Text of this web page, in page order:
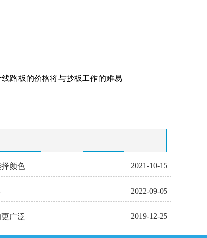
路板的价格将与抄板工作的难易
2021-10-15
择颜色
2022-09-05
2019-12-25
广泛